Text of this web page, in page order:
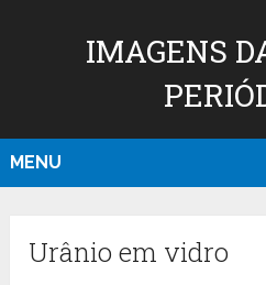
IMAGENS
MENU
Urânio em vidro